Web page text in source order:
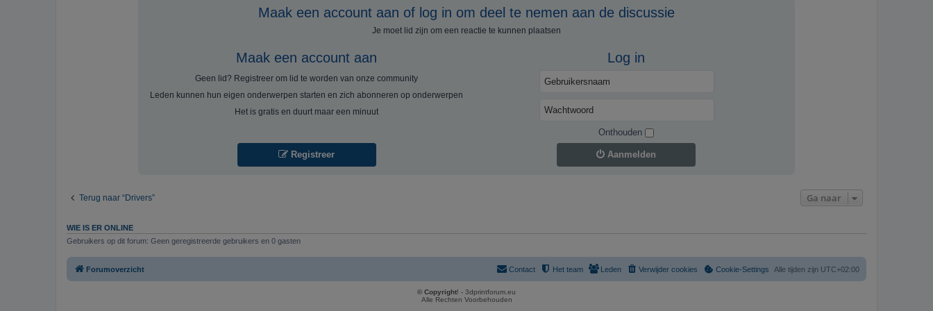
Maak een account aan of log in om deel te nemen aan de discussie
Je moet lid zijn om een ​​reactie te kunnen plaatsen
Maak een account aan
Geen lid? Registreer om lid te worden van onze community
Leden kunnen hun eigen onderwerpen starten en zich abonneren op onderwerpen
Het is gratis en duurt maar een minuut
Registreer
Log in
Onthouden
Aanmelden
Terug naar “Drivers” Ga naar
WIE IS ER ONLINE
Gebruikers op dit forum: Geen geregistreerde gebruikers en 0 gasten
Forumoverzicht Alle tijden zijn UTC+02:00
Cookie-Settings
Verwijder cookies
Leden
Het team
Contact
© Copyright! - 3dprintforum.eu
Alle Rechten Voorbehouden